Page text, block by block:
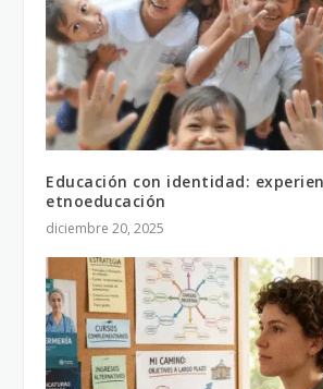
Educación con identidad:
etnoeducación
diciembre 20, 2025